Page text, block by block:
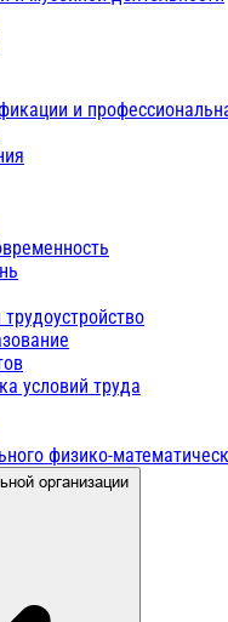
и
условий труда
физико-
организации